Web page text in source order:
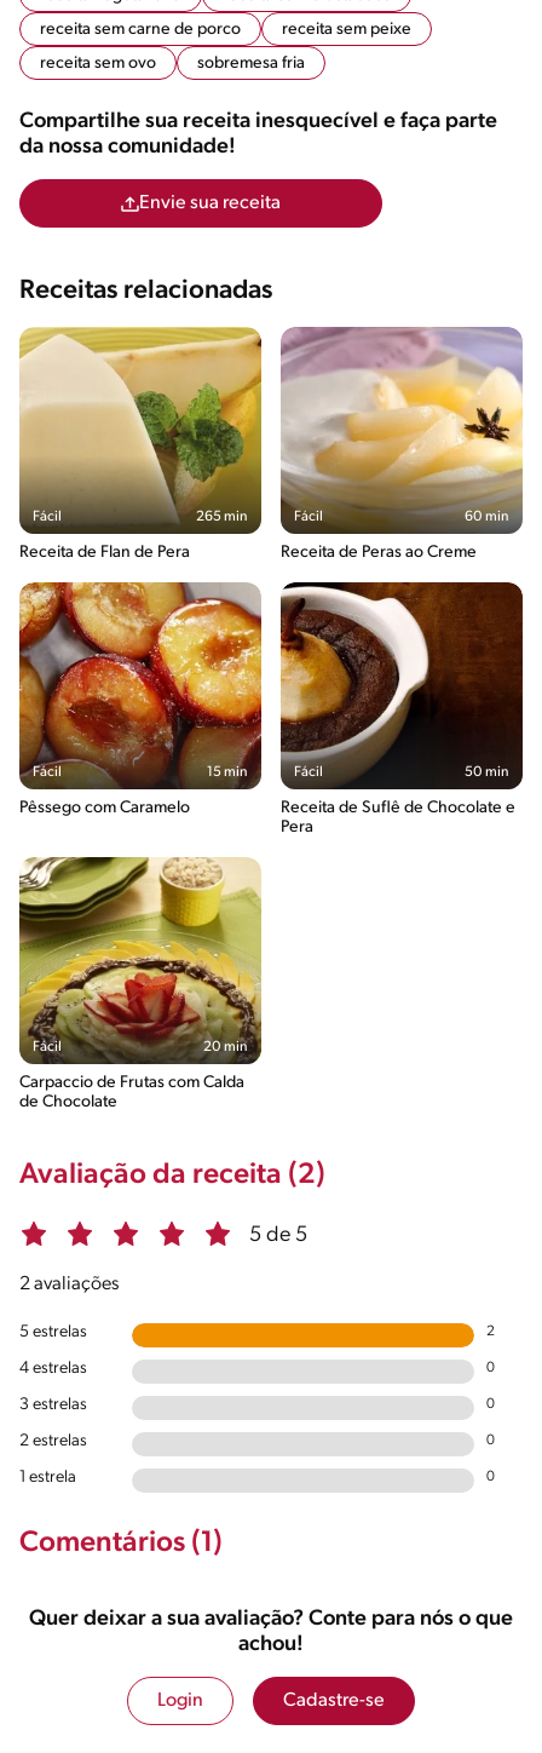
receita sem carne de porco
receita sem peixe
receita sem ovo
sobremesa fria
Compartilhe sua receita inesquecível e faça parte
da nossa comunidade!
Envie sua receita
Receitas relacionadas
Fácil 265 min
Receita de Flan de Pera
Fácil 60 min
Receita de Peras ao Creme
Fácil 15 min
Pêssego com Caramelo
Fácil 50 min
Receita de Suflê de Chocolate e
Pera
Fácil 20 min
Carpaccio de Frutas com Calda
de Chocolate
Avaliação da receita (2)
5 de 5
2 avaliações
5 estrelas 2
4 estrelas 0
3 estrelas 0
2 estrelas 0
1 estrela 0
Comentários (1)
Quer deixar a sua avaliação? Conte para nós o que
achou!
Login Cadastre-se